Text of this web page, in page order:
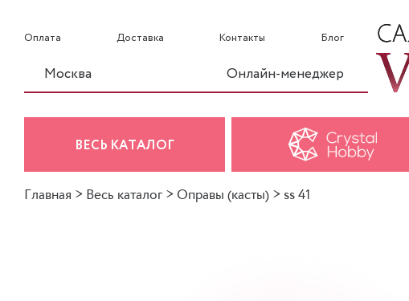
Оплата Доставка Контакты Блог
Москва Онлайн-менеджер
ВЕСЬ КАТАЛОГ
Главная > Весь каталог > Оправы (касты) > ss 41